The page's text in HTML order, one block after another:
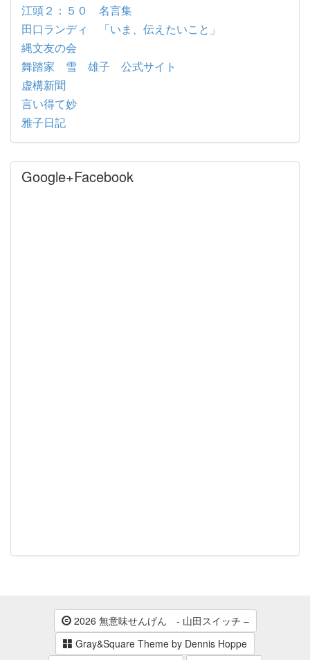
江頭２：５０ 名言集
田口ランディ 「いま、伝えたいこと」
縄文友の会
舞踏家 雪 雄子 公式サイト
虚構新聞
言い得て妙
雅子日記
Google+Facebook
2026 無意味せんげん - 山田スイッチ –
Gray&Square Theme by Dennis Hoppe